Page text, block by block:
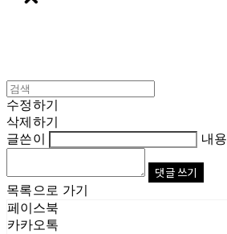
수정하기
삭제하기
글쓴이
내용
댓글 쓰기
목록으로 가기
페이스북
카카오톡